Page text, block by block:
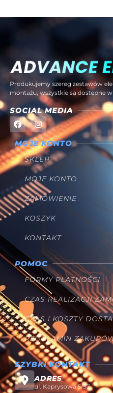
Produkujemy szereg zestawów
montażu, wszystkie są dostępne
SOCIAL MEDIA
MOJE KONTO
SKLEP
MOJE KONTO
ZAMÓWIENIE
KOSZYK
KONTAKT
POMOC
FORMY PŁATNOŚCI
CZAS REALIZACJI
CZAS I KOSZTY
REGULAMIN
SZYBKI KONTAKT
ADRES
ul. Kaprysowa 5/57